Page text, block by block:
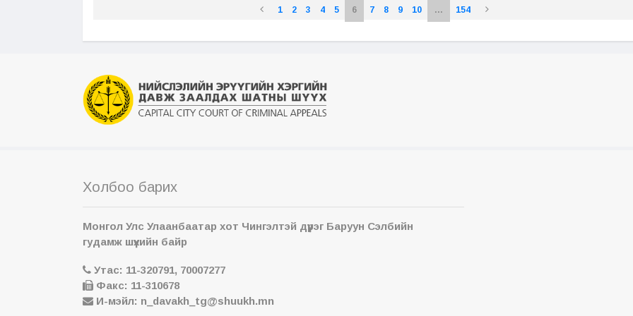
1 2 3 4 5 6 7 8 9 10 ... 154
Холбоо барих
Монгол Улс Улаанбаатар хот Чингэлтэй дүүрэг Баруун Сэлбийн
гудамж шүүхийн байр
Утас: 11-320791, 70007277
Факс: 11-310678
И-мэйл: n_davakh_tg@shuukh.mn